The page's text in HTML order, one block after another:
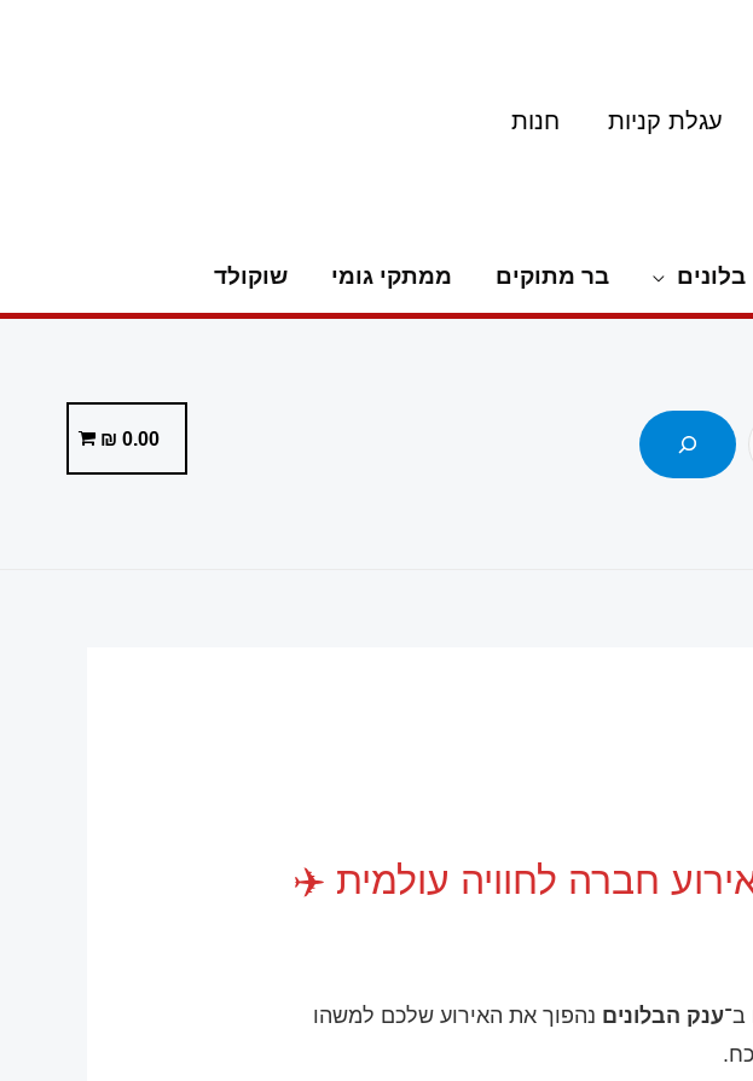
עגלת קניות חנות
בלונים בר מתוקים ממתקי גומי שוקולד
0.00
₪
חברה לחוויה עולמית ✈️
ב־ענק הבלונים נהפוך את האירוע שלכם למשהו